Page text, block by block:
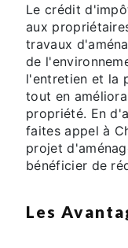
Le crédit
aux
travaux
de
l'entretien et la
tout en
propriété. En
faites appel à
projet
bénéficier de
Les